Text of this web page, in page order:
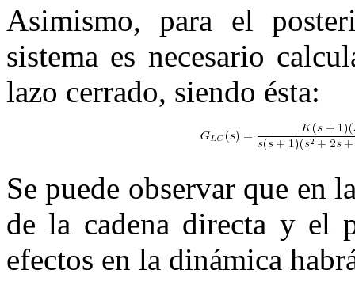
Asimismo, para el
sistema es necesario
lazo cerrado, siendo ésta:
Se puede observar que en
de la cadena directa y el
efectos en la dinámica